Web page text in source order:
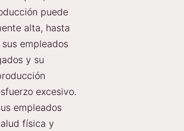
puede
alta, hasta
empleados
y su
excesivo.
empleados
física y